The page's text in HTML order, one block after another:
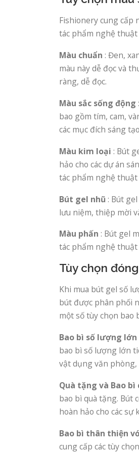
Fishionery cung cấp
tác phẩm nghệ thuật
Màu chuẩn : Đen,
màu này dễ đọc và
ràng, dễ đọc.
Màu sắc sống động
bao gồm tím, cam,
các mục đích sáng
Màu kim loại : Bút
hảo cho các dự án
tác phẩm nghệ thuật
Bút gel nhũ : Bút
lưu niệm, thiệp mời
Màu phấn : Bút gel
tác phẩm nghệ
Tùy chọn
Khi mua bút gel số
bút được phân phối
một số tùy chọn bao
Bao bì số lượng
bao bì số lượng lớn
vật dụng văn phòng,
Quà tặng và Bao bì
bao bì quà tặng. Bút
hoàn hảo cho các sự
Bao bì thân thiện
cung cấp các tùy